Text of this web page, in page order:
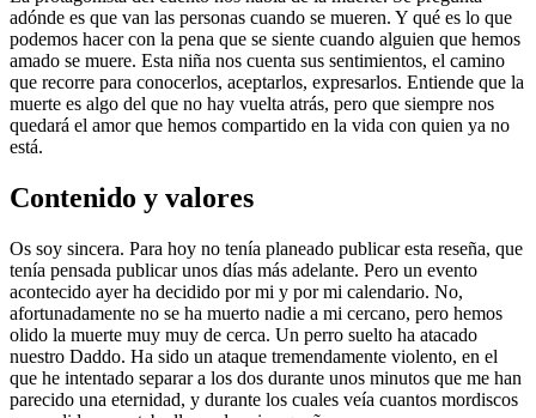
adónde es que van las personas cuando se mueren. Y qué es lo que
podemos hacer con la pena que se siente cuando alguien que hemos
amado se muere. Esta niña nos cuenta sus sentimientos, el camino
que recorre para conocerlos, aceptarlos, expresarlos. Entiende que la
muerte es algo del que no hay vuelta atrás, pero que siempre nos
quedará el amor que hemos compartido en la vida con quien ya no
está.
Contenido y valores
Os soy sincera. Para hoy no tenía planeado publicar esta reseña, que
tenía pensada publicar unos días más adelante. Pero un evento
acontecido ayer ha decidido por mi y por mi calendario. No,
afortunadamente no se ha muerto nadie a mi cercano, pero hemos
olido la muerte muy muy de cerca. Un perro suelto ha atacado
nuestro Daddo. Ha sido un ataque tremendamente violento, en el
que he intentado separar a los dos durante unos minutos que me han
parecido una eternidad, y durante los cuales veía cuantos mordiscos